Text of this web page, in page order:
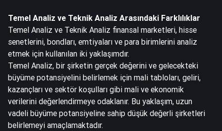
Temel Analiz ve Teknik Analiz Arasındaki Farklılıklar
Temel Analiz ve Teknik Analiz finansal marketleri, hisse
senetlerini, bondları, emtiyaları ve para birimlerini analiz
etmek için kullanılan iki yaklaşımdır.
Temel Analiz, bir şirketin gerçek değerini ve gelecekteki
büyüme potansiyelini belirlemek için mali tabloları, geliri,
kazançları ve sektör koşulları gibi mali ve ekonomik
verilerini değerlendirmeye odaklanır. Bu yaklaşım, uzun
vadeli büyüme potansiyeline sahip düşük değerli şirketleri
belirlemeyi amaçlamaktadır.